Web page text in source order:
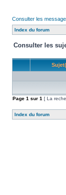
Consulter les
Index du forum
Consulter les
Page 1 sur 1 [ La
Index du forum